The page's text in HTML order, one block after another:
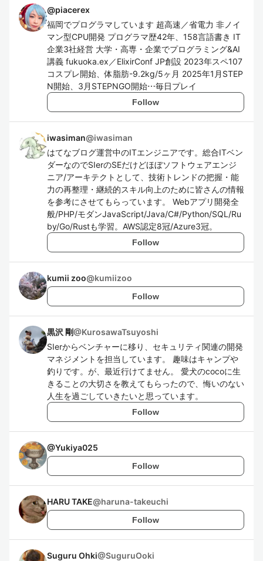
@piacerex
福岡でプログラマしています 超高速／省電力 非ノイ
マン型CPU開発 プログラマ歴42年、158言語書き IT
企業3社経営 大学・高専・企業でプログラミング&AI
講義 fukuoka.ex／ElixirConf JP創設 2023年スペ107
コスプレ開始、体脂肪-9.2kg/5ヶ月 2025年1月STEP
N開始、3月STEPNGO開始⋯毎日プレイ
Follow
iwasiman@iwasiman
はてなブログ運営中のITエンジニアです。総合ITベン
ダーなのでSIerのSEだけどほぼソフトウェアエンジ
ニア/アーキテクトとして、技術トレンドの把握・能
力の再整理・継続的スキル向上のために皆さんの情報
を参考にさせてもらっています。 Webアプリ開発全
般/PHP/モダンJavaScript/Java/C#/Python/SQL/Ru
by/Go/Rustも学習。AWS認定8冠/Azure3冠。
Follow
kumii zoo@kumiizoo
Follow
黒沢 剛@KurosawaTsuyoshi
SIerからベンチャーに移り、セキュリティ関連の開発
マネジメントを担当しています。 趣味はキャンプや
釣りです。が、最近行けてません。 愛犬のcocoに生
きることの大切さを教えてもらったので、悔いのない
人生を過ごしていきたいと思っています。
Follow
@Yukiya025
Follow
HARU TAKE@haruna-takeuchi
Follow
Suguru Ohki@SuguruOoki